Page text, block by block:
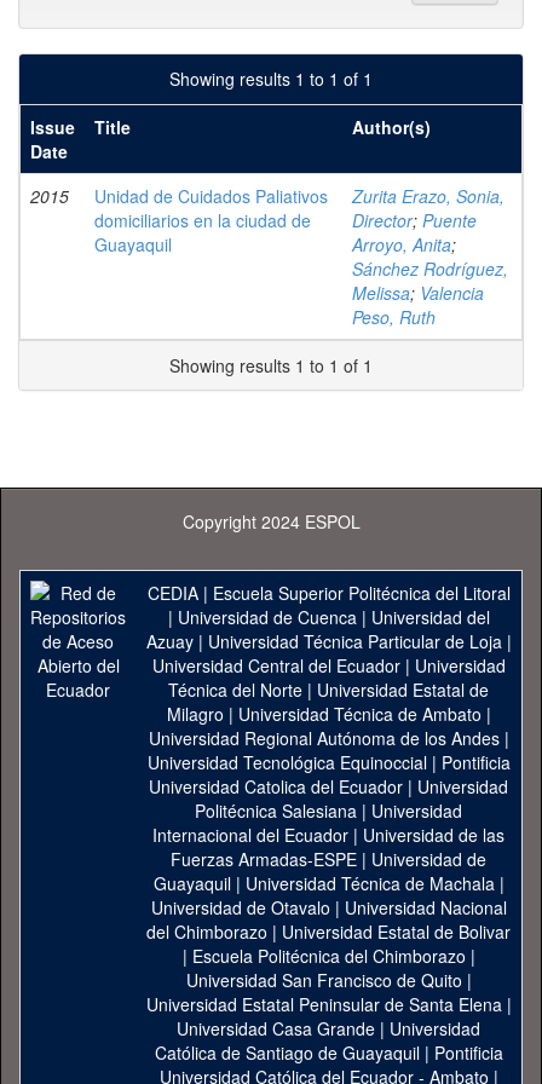
Showing results 1 to 1 of 1
Issue
Date
Title Author(s)
2015
Unidad de Cuidados Paliativos
domiciliarios en la ciudad de
Guayaquil
Zurita Erazo, Sonia,
Director; Puente
Arroyo, Anita;
Sánchez Rodríguez,
Melissa; Valencia
Peso, Ruth
Showing results 1 to 1 of 1
Copyright 2024 ESPOL
CEDIA| Escuela Superior Politécnica del Litoral
| Universidad de Cuenca| Universidad del
Azuay| Universidad Técnica Particular de Loja|
Universidad Central del Ecuador| Universidad
Técnica del Norte | Universidad Estatal de
Milagro | Universidad Técnica de Ambato |
Universidad Regional Autónoma de los Andes|
Universidad Tecnológica Equinoccial| Pontificia
Universidad Catolica del Ecuador | Universidad
Politécnica Salesiana | Universidad
Internacional del Ecuador | Universidad de las
Fuerzas Armadas-ESPE | Universidad de
Guayaquil| Universidad Técnica de Machala|
Universidad de Otavalo | Universidad Nacional
del Chimborazo | Universidad Estatal de Bolivar
| Escuela Politécnica del Chimborazo |
Universidad San Francisco de Quito |
Universidad Estatal Peninsular de Santa Elena|
Universidad Casa Grande | Universidad
Católica de Santiago de Guayaquil| Pontificia
Universidad Católica del Ecuador - Ambato |